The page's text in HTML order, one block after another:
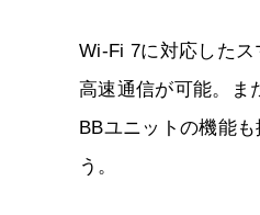
Wi-Fi 7に対応した
高速通信が可能。ま
BBユニットの機能
う。